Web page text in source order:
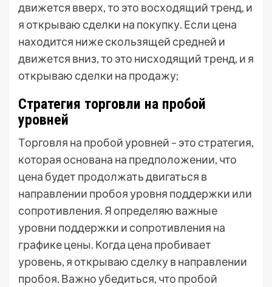
движется вверх, то это восходящий тренд, и
я открываю сделки на покупку. Если цена
находится ниже скользящей средней и
движется вниз, то это нисходящий тренд, и я
открываю сделки на продажу;
Стратегия торговли на пробой
уровней
Торговля на пробой уровней – это стратегия,
которая основана на предположении, что
цена будет продолжать двигаться в
направлении пробоя уровня поддержки или
сопротивления. Я определяю важные
уровни поддержки и сопротивления на
графике цены. Когда цена пробивает
уровень, я открываю сделку в направлении
пробоя. Важно убедиться, что пробой